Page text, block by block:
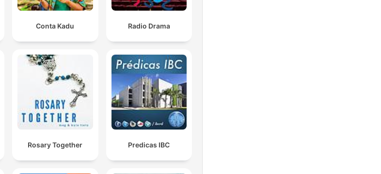
Conta Kadu Radio Drama
Rosary Together Predicas IBC